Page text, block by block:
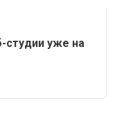
студии уже на